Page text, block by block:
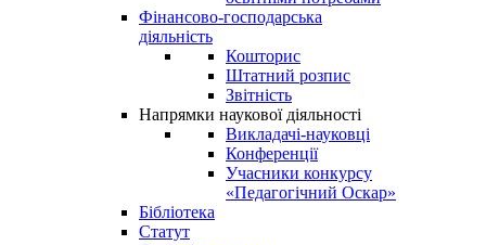
Фінансово-господарська
діяльність
Кошторис
Штатний розпис
Звітність
Напрямки наукової діяльності
Викладачі-науковці
Конференції
Учасники конкурсу
«Педагогічний Оскар»
Бібліотека
Статут